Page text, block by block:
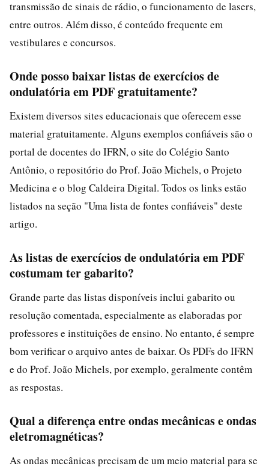
transmissão de sinais de rádio, o funcionamento de lasers,
entre outros. Além disso, é conteúdo frequente em
vestibulares e concursos.
Onde posso baixar listas de exercícios de
ondulatória em PDF gratuitamente?
Existem diversos sites educacionais que oferecem esse
material gratuitamente. Alguns exemplos confiáveis são o
portal de docentes do IFRN, o site do Colégio Santo
Antônio, o repositório do Prof. João Michels, o Projeto
Medicina e o blog Caldeira Digital. Todos os links estão
listados na seção "Uma lista de fontes confiáveis" deste
artigo.
As listas de exercícios de ondulatória em PDF
costumam ter gabarito?
Grande parte das listas disponíveis inclui gabarito ou
resolução comentada, especialmente as elaboradas por
professores e instituições de ensino. No entanto, é sempre
bom verificar o arquivo antes de baixar. Os PDFs do IFRN
e do Prof. João Michels, por exemplo, geralmente contêm
as respostas.
Qual a diferença entre ondas mecânicas e ondas
eletromagnéticas?
As ondas mecânicas precisam de um meio material para se